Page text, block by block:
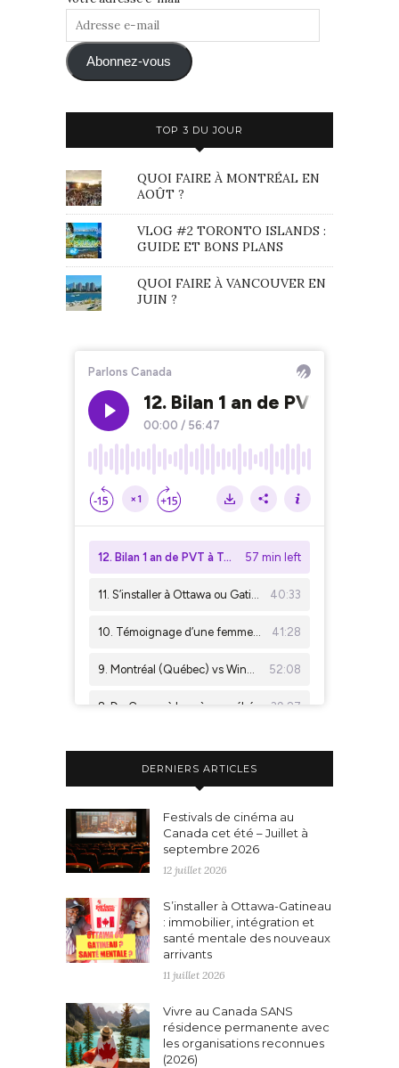
Adresse
e-
mail Abonnez-vous
TOP 3 DU JOUR
QUOI FAIRE À MONTRÉAL EN
AOÛT ?
VLOG #2 TORONTO ISLANDS :
GUIDE ET BONS PLANS
QUOI FAIRE À VANCOUVER EN
JUIN ?
DERNIERS ARTICLES
Festivals de cinéma au
Canada cet été – Juillet à
septembre 2026
12 juillet 2026
S’installer à Ottawa-Gatineau
: immobilier, intégration et
santé mentale des nouveaux
arrivants
11 juillet 2026
Vivre au Canada SANS
résidence permanente avec
les organisations reconnues
(2026)